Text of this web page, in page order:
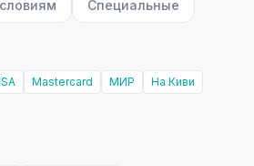
Специальные
Mastercard МИР
На Киви